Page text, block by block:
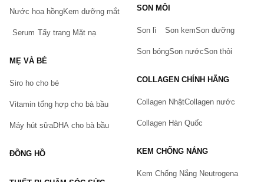
Hãy báo lỗi cho chúng tôi. Hoặc gọi cho chúng tôi qua số
Nước hoa hồngKem dưỡng mắt
Serum Tẩy trang Mặt nạ
MẸ VÀ BÉ
Siro ho cho bé
Vitamin tổng hợp cho bà bầu
Máy hút sữaDHA cho bà bầu
ĐỒNG HỒ
SON MÔI
Son lì Son kemSon dưỡng
Son bóngSon nướcSon thỏi
COLLAGEN CHÍNH HÃNG
Collagen NhậtCollagen nước
Collagen Hàn Quốc
KEM CHỐNG NẮNG
Kem Chống Nắng Neutrogena